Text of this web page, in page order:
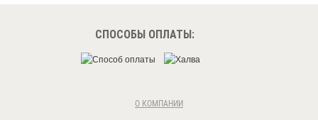
СПОСОБЫ ОПЛАТЫ:
О КОМПАНИИ